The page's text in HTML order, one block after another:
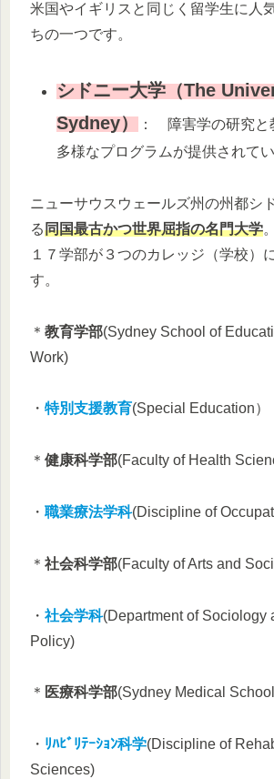
米国やイギリスと同じく留学生に人
ちの一つです。
シドニー大学（The
Sydney） ： 障害学の研究と
多様なプログラムが提供されてい
ニューサウスウェールズ州の州都シ
る同国最古かつ世界屈指の名門大学。
１７学部が３つのカレッジ（学校）
す。
＊ 教育学部(Sydney School of
Work)
・ 特別支援教育(Special Education）
＊ 健康科学部(Faculty of Health
・ 職業療法学科(Discipline of
＊ 社会科学部(Faculty of Arts and
・ 社会学科(Department of Sociology
Policy)
＊ 医療科学部(Sydney Medical
・ ﾘﾊﾋﾞﾘﾃｰｼｮﾝ科学(Discipline of
Sciences)